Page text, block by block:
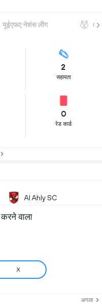
यूईएफए नेशंस लीग
2
सहायता
0
रेड कार्ड
Al Ahly SC
वाला
X
अगला